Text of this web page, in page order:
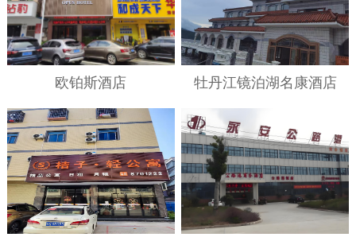
欧铂斯酒店 牡丹江镜泊湖名康酒店